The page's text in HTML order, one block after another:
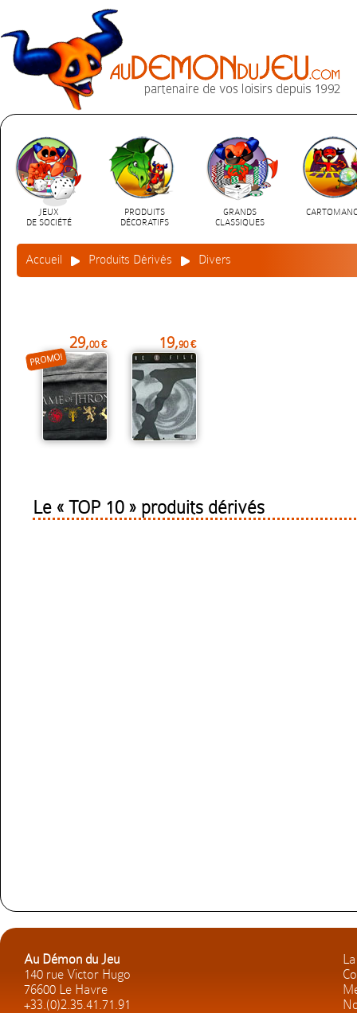
JEUX
DE SOCIÉTÉ
PRODUITS
DÉCORATIFS
GRANDS
CLASSIQUES
Accueil Produits Dérivés Divers
PROMO!
29,00 € 19,90 €
Le « TOP 10 » produits dérivés
Au Démon du Jeu
140 rue Victor Hugo
76600 Le Havre
+33.(0)2.35.41.71.91